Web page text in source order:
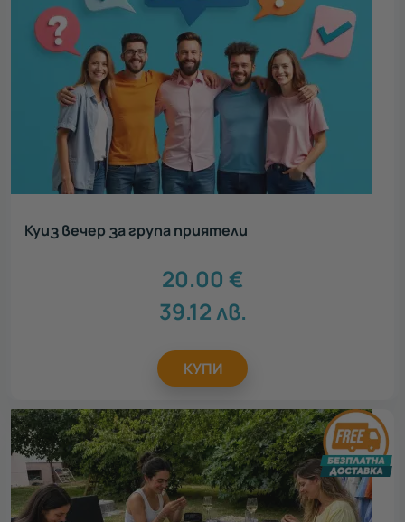
Куиз вечер за група приятели
20.00 €
39.12лв.
КУПИ